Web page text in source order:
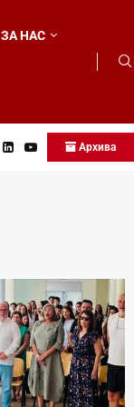
ЗА НАС
Архива